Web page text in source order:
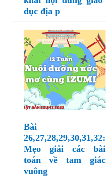
dục địa p
Bài
26,27,28,29,30,31,32:
Mẹo giải các bài
toán về tam giác
vuông